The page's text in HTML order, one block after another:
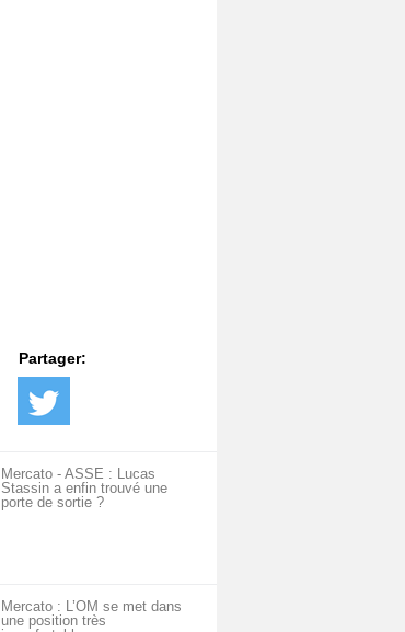
Partager:
Mercato - ASSE : Lucas
Stassin a enfin trouvé une
porte de sortie ?
Mercato : L’OM se met dans
une position très